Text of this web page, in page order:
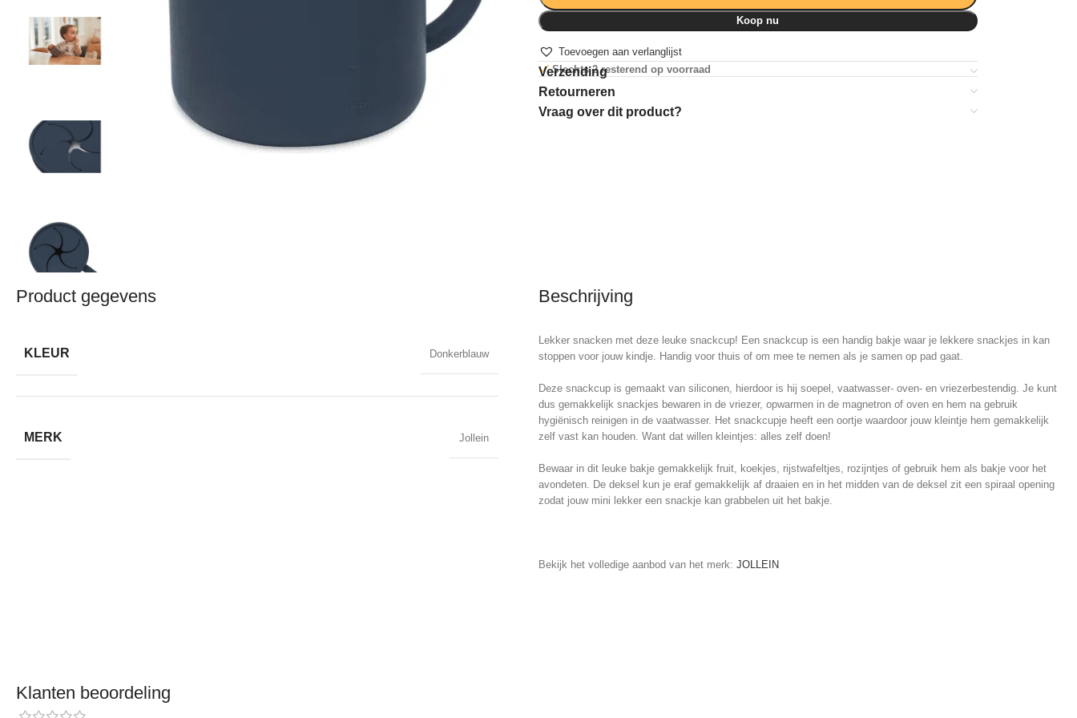
Koop nu
Toevoegen aan verlanglijst
Slechts 2 resterend op voorraad
Verzending
Retourneren
Vraag over dit product?
Product gegevens
KLEUR Donkerblauw
MERK Jollein
Beschrijving
Lekker snacken met deze leuke snackcup! Een snackcup is een handig bakje waar je lekkere snackjes in kan
stoppen voor jouw kindje. Handig voor thuis of om mee te nemen als je samen op pad gaat.
Deze snackcup is gemaakt van siliconen, hierdoor is hij soepel, vaatwasser- oven- en vriezerbestendig. Je kunt
dus gemakkelijk snackjes bewaren in de vriezer, opwarmen in de magnetron of oven en hem na gebruik
hygiënisch reinigen in de vaatwasser. Het snackcupje heeft een oortje waardoor jouw kleintje hem gemakkelijk
zelf vast kan houden. Want dat willen kleintjes: alles zelf doen!
Bewaar in dit leuke bakje gemakkelijk fruit, koekjes, rijstwafeltjes, rozijntjes of gebruik hem als bakje voor het
avondeten. De deksel kun je eraf gemakkelijk af draaien en in het midden van de deksel zit een spiraal opening
zodat jouw mini lekker een snackje kan grabbelen uit het bakje.
Bekijk het volledige aanbod van het merk: JOLLEIN
Klanten beoordeling